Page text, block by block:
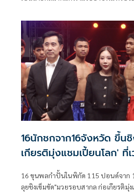
ประชุมใหญ่ สามัญประจำปี 69 เพื่อแถ
มา มุ่งเน้นยกมาตรฐานทุกมิติของวงการ
สากล สู่ระดับนานาชาติมากขึ้น เช่น จัด
โครงการแข่งขันมวยไทย “สืบสานมวยไ
, โครงการ MOTHER LAND OF
อบรมผู้ตัดสินกีฬามวยไทยอาชีพสำหรั
ขับเคลื่อนมวยสากลอาชีพ
16นักชกจาก16จังหวัด ขึ้น
เกียรติมุ่งแชมเปี้ยนโลก' ที่
16 ขุนพลกำปั้นในพิกัด 115 ปอนด์จาก
ลุยชิงเข็มขัด"มวยรอบสากล ก่อเกียรติมุ่